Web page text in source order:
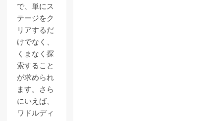
で、単にス
テージをク
リアするだ
けでなく、
くまなく探
索すること
が求められ
ます。さら
にいえば、
ワドルディ